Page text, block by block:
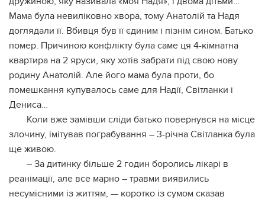
Мама була невиліковно хвора, тому Анатолій та Надя
доглядали її. Вбивця був її єдиним і пізнім сином. Батько
помер. Причиною конфлікту була саме ця 4-кімнатна
квартира на 2 яруси, яку хотів забрати під свою нову
родину Анатолій. Але його мама була проти, бо
помешкання купувалось саме для Надії, Світланки і
Дениса…
Коли вже замівши сліди батько повернувся на місце
злочину, імітував пограбування – 3-річна Світланка була
ще живою.
– За дитинку більше 2 годин боролись лікарі в
реанімації, але все марно – травми виявились
несумісними із життям, — коротко із сумом сказав